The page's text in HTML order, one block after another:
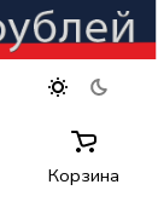
Корзина